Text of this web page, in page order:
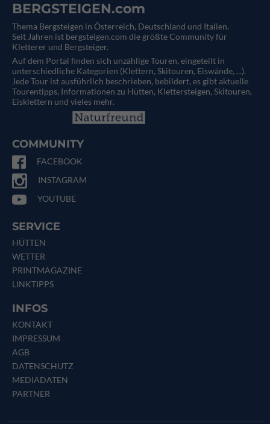
BERGSTEIGEN.com
Thema Bergsteigen in Österreich, Deutschland und Italien.
Seit Jahren ist bergsteigen.com die größte Community für
Kletterer und Bergsteiger.
Auf dem Portal finden sich unzählige Touren, eingeteilt in
unterschiedliche Kategorien (Klettern, Skitouren, Eiswände, ...).
Jede Tour ist ausführlich beschrieben, bebildert, es gibt aktuelle
Tourentipps, Informationen zu Hütten, Klettersteigen, Skitouren,
Eisklettern und vieles mehr.
COMMUNITY
FACEBOOK
INSTAGRAM
YOUTUBE
SERVICE
HÜTTEN
WETTER
PRINTMAGAZINE
LINKTIPPS
INFOS
KONTAKT
IMPRESSUM
AGB
DATENSCHUTZ
MEDIADATEN
PARTNER